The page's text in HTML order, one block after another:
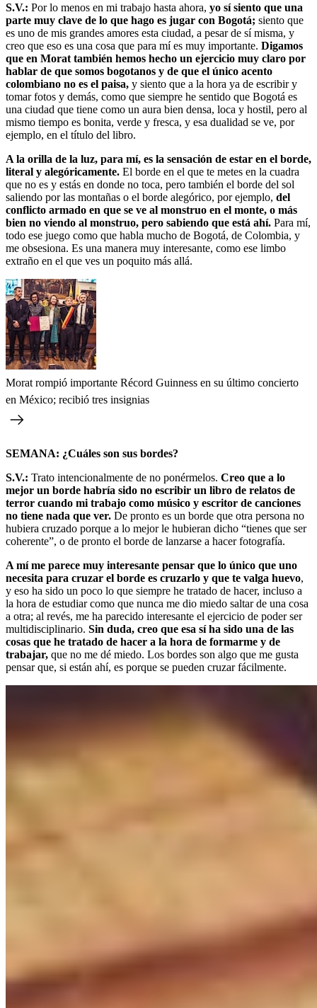
S.V.: Por lo menos en mi trabajo hasta ahora, yo sí siento que una
parte muy clave de lo que hago es jugar con Bogotá; siento que
es uno de mis grandes amores esta ciudad, a pesar de sí misma, y
creo que eso es una cosa que para mí es muy importante. Digamos
que en Morat también hemos hecho un ejercicio muy claro por
hablar de que somos bogotanos y de que el único acento
colombiano no es el paisa, y siento que a la hora ya de escribir y
tomar fotos y demás, como que siempre he sentido que Bogotá es
una ciudad que tiene como un aura bien densa, loca y hostil, pero al
mismo tiempo es bonita, verde y fresca, y esa dualidad se ve, por
ejemplo, en el título del libro.
A la orilla de la luz, para mí, es la sensación de estar en el borde,
literal y alegóricamente. El borde en el que te metes en la cuadra
que no es y estás en donde no toca, pero también el borde del sol
saliendo por las montañas o el borde alegórico, por ejemplo, del
conflicto armado en que se ve al monstruo en el monte, o más
bien no viendo al monstruo, pero sabiendo que está ahí. Para mí,
todo ese juego como que habla mucho de Bogotá, de Colombia, y
me obsesiona. Es una manera muy interesante, como ese limbo
extraño en el que ves un poquito más allá.
Morat rompió importante Récord Guinness en su último concierto
en México; recibió tres insignias
SEMANA: ¿Cuáles son sus bordes?
S.V.: Trato intencionalmente de no ponérmelos. Creo que a lo
mejor un borde habría sido no escribir un libro de relatos de
terror cuando mi trabajo como músico y escritor de canciones
no tiene nada que ver. De pronto es un borde que otra persona no
hubiera cruzado porque a lo mejor le hubieran dicho “tienes que ser
coherente”, o de pronto el borde de lanzarse a hacer fotografía.
A mí me parece muy interesante pensar que lo único que uno
necesita para cruzar el borde es cruzarlo y que te valga huevo,
y eso ha sido un poco lo que siempre he tratado de hacer, incluso a
la hora de estudiar como que nunca me dio miedo saltar de una cosa
a otra; al revés, me ha parecido interesante el ejercicio de poder ser
multidisciplinario. Sin duda, creo que esa sí ha sido una de las
cosas que he tratado de hacer a la hora de formarme y de
trabajar, que no me dé miedo. Los bordes son algo que me gusta
pensar que, si están ahí, es porque se pueden cruzar fácilmente.